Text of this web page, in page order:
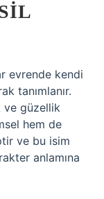
evrende kendi
tanımlanır.
ve güzellik
hem de
ve bu isim
anlamına